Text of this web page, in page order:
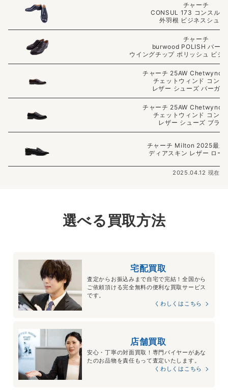
チャーチ
CONSUL 173 コンスル
外羽根 ビジネスシュー
チャーチ
burwood POLISH バーウ
ウイングチップ ポリッシュ ビジ
チャーチ 25AW Chetwynd
チェットウィンド コント
レザー シューズ バーガ
チャーチ 25AW Chetwynd
チェットウィンド コント
レザー シューズ ブラ
チャーチ Milton 2025最新
ディアスキン レザー ロー
2025.04.12 現在
選べる買取方法
宅配買取
査定からお振込みまで自宅で完結！全国から
ご依頼頂ける完全無料の便利な買取サービス
です。
くわしくはこちら
店舗買取
安心・丁寧の対面買取！専門バイヤーがあな
たのお品物を責任もって査定いたします。
くわしくはこちら